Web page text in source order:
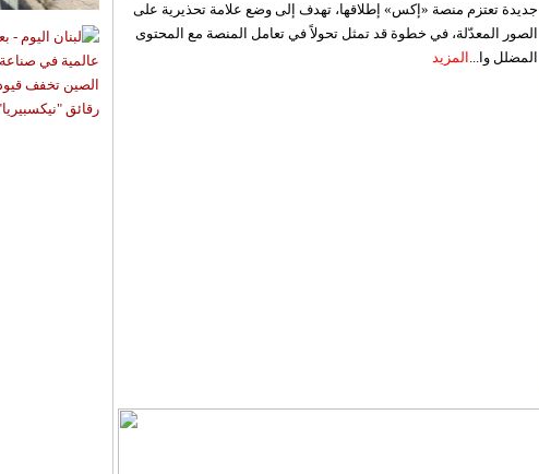
جديدة تعتزم منصة «إكس» إطلاقها، تهدف إلى وضع علامة تحذيرية على
الصور المعدّلة، في خطوة قد تمثل تحولاً في تعامل المنصة مع المحتوى
المضلل وا... المزيد